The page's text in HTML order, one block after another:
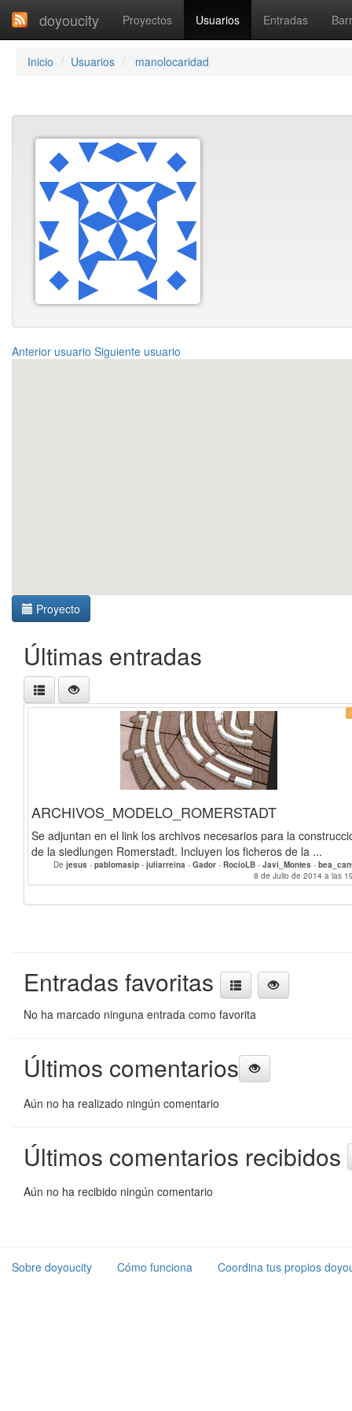
doyoucity Proyectos Usuarios Entradas
Inicio Usuarios manolocaridad
Anterior usuario Siguiente usuario
Proyecto
Últimas entradas
ARCHIVOS_MODELO_ROMERSTADT
Se adjuntan en el link los archivos necesarios para la
de la siedlungen Romerstadt. Incluyen los ficheros de la ...
De jesus - pablomasip - juliarreina - Gador - RocioLB - Javi_Montes -
-FanRC- iris -
8 de Julio de 2014 a las
Entradas favoritas
No ha marcado ninguna entrada como favorita
Últimos comentarios
Aún no ha realizado ningún comentario
Últimos comentarios recibidos
Aún no ha recibido ningún comentario
Sobre doyoucity Cómo funciona Coordina tus propios